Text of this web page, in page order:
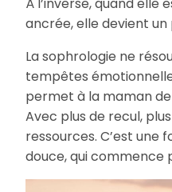
ancrée, elle devient un
La sophrologie ne
tempêtes
permet à la maman
Avec plus de recul,
ressources. C’est
douce, qui commence